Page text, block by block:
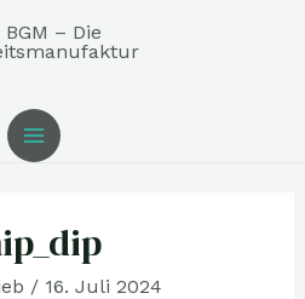
MAIN
/ 16. Juli 2024